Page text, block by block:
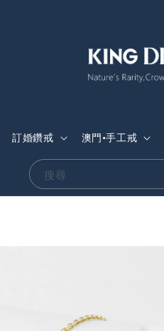
搜尋
訂婚鑽戒 澳門•手工戒